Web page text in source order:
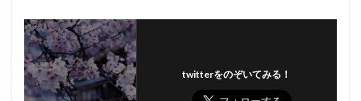
twitterをのぞいてみる！